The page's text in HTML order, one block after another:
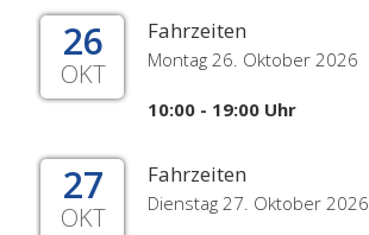
26
OKT
Fahrzeiten
Montag 26. Oktober 2026
10:00 - 19:00 Uhr
27
OKT
Fahrzeiten
Dienstag 27. Oktober 2026